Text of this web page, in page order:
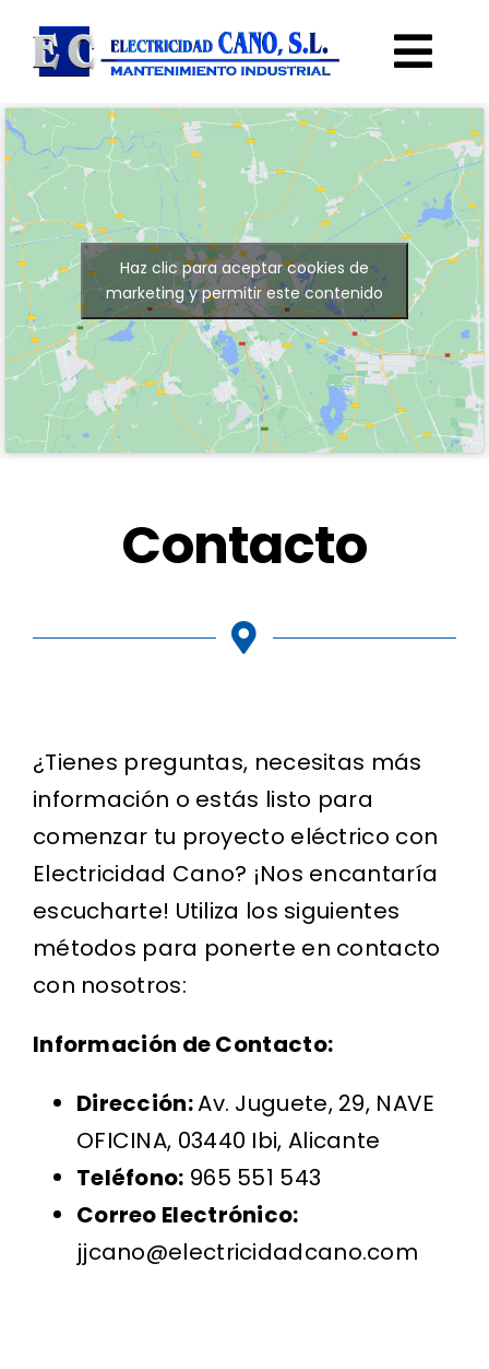
Home
Empresa
Servicios
Sostenibilidad
Contacto
Haz clic para aceptar cookies de
marketing y permitir este contenido
Contacto
¿Tienes preguntas, necesitas más
información o estás listo para
comenzar tu proyecto eléctrico con
Electricidad Cano? ¡Nos encantaría
escucharte! Utiliza los siguientes
métodos para ponerte en contacto
con nosotros:
Información de Contacto:
Dirección:Av. Juguete, 29, NAVE
OFICINA, 03440 Ibi, Alicante
Teléfono: 965 551 543
Correo Electrónico:
jjcano@electricidadcano.com